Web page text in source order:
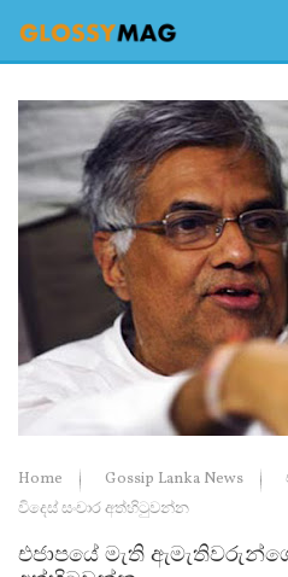
Home Gossip Lanka News
විදෙස් සංචාර අත්හිටුවන්න
එජාපයේ මැති